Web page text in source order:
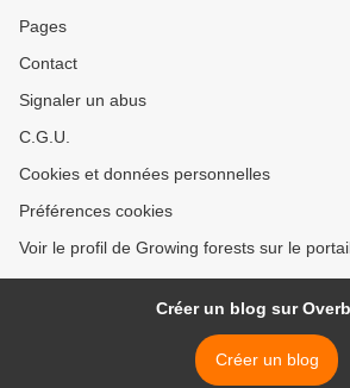
Pages
Contact
Signaler un abus
C.G.U.
Cookies et données personnelles
Préférences cookies
Voir le profil de Growing forests sur le
Créer un blog sur
Créer un blog